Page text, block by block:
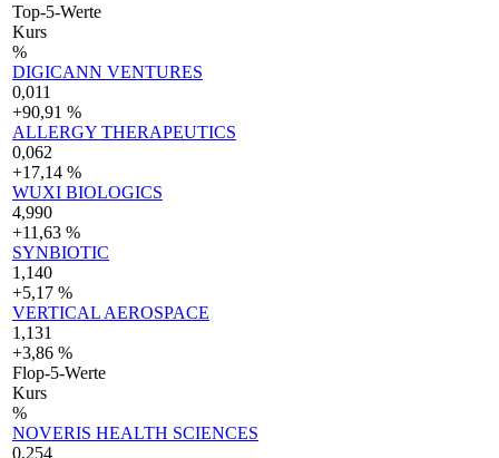
Top-5-Werte
Kurs
%
DIGICANN VENTURES
0,011
+90,91 %
ALLERGY THERAPEUTICS
0,062
+17,14 %
WUXI BIOLOGICS
4,990
+11,63 %
SYNBIOTIC
1,140
+5,17 %
VERTICAL AEROSPACE
1,131
+3,86 %
Flop-5-Werte
Kurs
%
NOVERIS HEALTH SCIENCES
0,254